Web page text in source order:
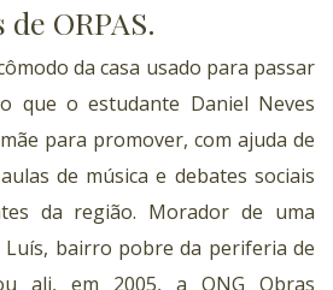
ORPAS.
da casa usado para passar
que o estudante Daniel Neves
para promover, com ajuda de
de música e debates sociais
da região. Morador de uma
Luís, bairro pobre da periferia de
ali, em 2005, a ONG Obras